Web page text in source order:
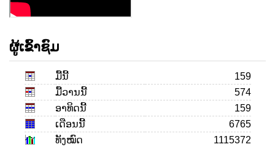
ຜູ້ເຂົ້າຊົມ
ມື້ນີ້
159
ມື້ວານນີ້
574
ອາທິດນີ້
159
ເດືອນ​ນີ້
6765
ທັງໝົດ
1115372